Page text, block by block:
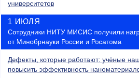
университетов
1 ИЮЛЯ
Сотрудники НИТУ МИСИС получили
от Минобрнауки России и Росатома
Дефекты, которые работают: учёные
повысить эффективность